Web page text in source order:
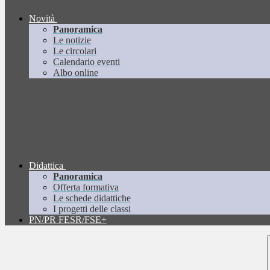
Novità
Panoramica
Le notizie
Le circolari
Calendario eventi
Albo online
Didattica
Panoramica
Offerta formativa
Le schede didattiche
I progetti delle classi
PN/PR FESR/FSE+